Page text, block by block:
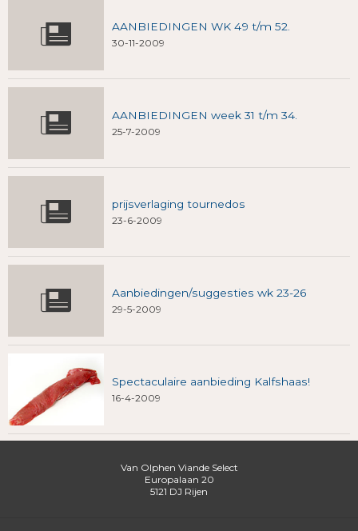
AANBIEDINGEN WK 49 t/m 52.
30-11-2009
AANBIEDINGEN week 31 t/m 34.
25-7-2009
prijsverlaging tournedos
23-6-2009
Aanbiedingen/suggesties wk 23-26
29-5-2009
Spectaculaire aanbieding Kalfshaas!
16-4-2009
Van Olphen Viande Select
Europalaan 20
5121 DJ Rijen